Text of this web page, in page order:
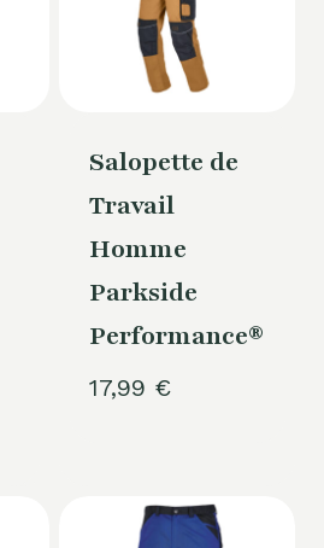
Salopette de
Travail
Homme
Parkside
Performance®
17,99 €